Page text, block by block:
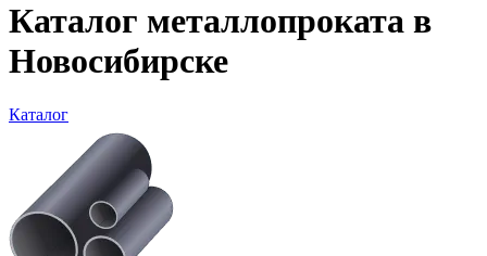
Каталог металлопроката в
Новосибирске
Каталог